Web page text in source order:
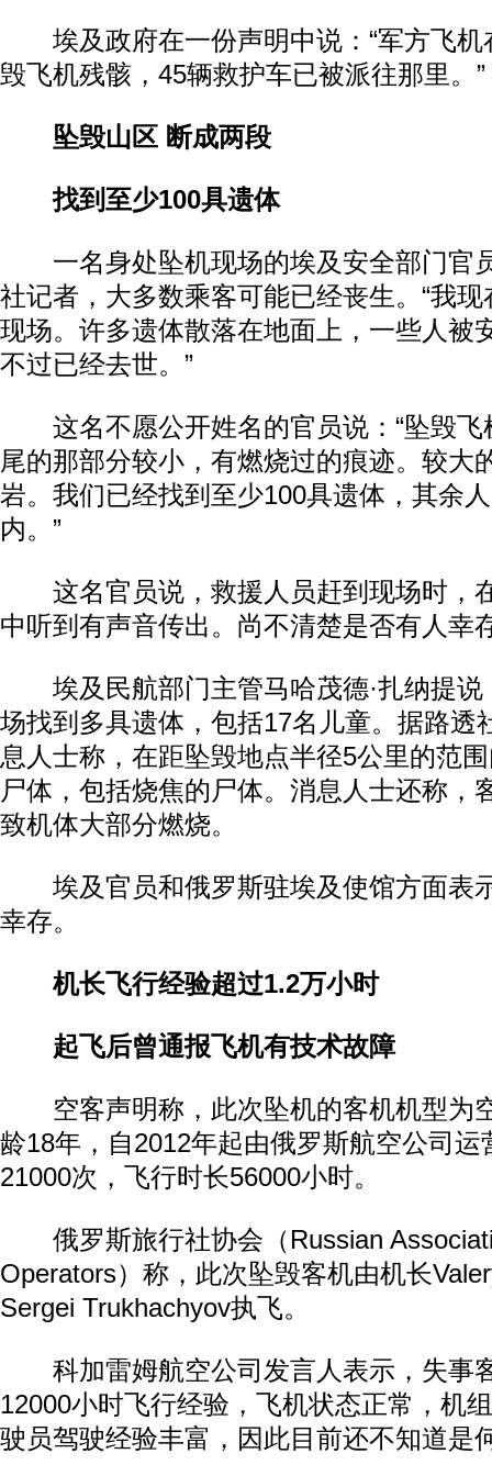
埃及政府在一份声明中说：“军方飞机
毁飞机残骸，45辆救护车已被派往那里。”
坠毁山区 断成两段
找到至少100具遗体
一名身处坠机现场的埃及安全部门官
社记者，大多数乘客可能已经丧生。“我
现场。许多遗体散落在地面上，一些人被
不过已经去世。”
这名不愿公开姓名的官员说：“坠毁飞
尾的那部分较小，有燃烧过的痕迹。较大
岩。我们已经找到至少100具遗体，其余
内。”
这名官员说，救援人员赶到现场时，
中听到有声音传出。尚不清楚是否有人幸
埃及民航部门主管马哈茂德·扎纳提说
场找到多具遗体，包括17名儿童。据路透
息人士称，在距坠毁地点半径5公里的范
尸体，包括烧焦的尸体。消息人士还称，
致机体大部分燃烧。
埃及官员和俄罗斯驻埃及使馆方面表
幸存。
机长飞行经验超过1.2万小时
起飞后曾通报飞机有技术故障
空客声明称，此次坠机的客机机型为
龄18年，自2012年起由俄罗斯航空公司运
21000次，飞行时长56000小时。
俄罗斯旅行社协会（Russian
Operators）称，此次坠毁客机由机长
Sergei Trukhachyov执飞。
科加雷姆航空公司发言人表示，失事
12000小时飞行经验，飞机状态正常，机
驶员驾驶经验丰富，因此目前还不知道是